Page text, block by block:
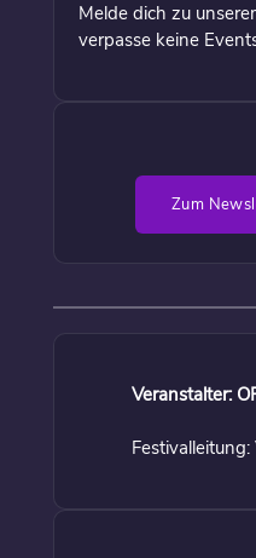
Melde dich zu
verpasse keine
Zum
Veranstalter:
Festivalleitung: